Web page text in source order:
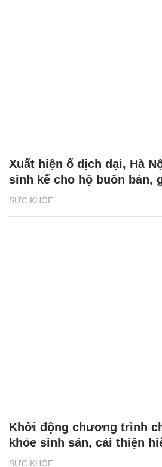
SỨC KHỎE
Xuất hiện ổ dịch dại, Hà
sinh kế cho hộ buôn bán,
SỨC KHỎE
Khởi động chương trình
khỏe sinh sản, cải thiện